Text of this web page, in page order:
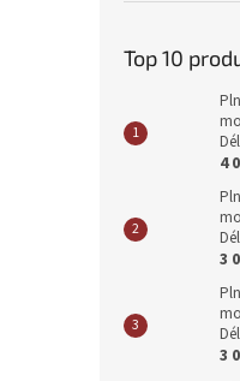
Top 10
4
3
3